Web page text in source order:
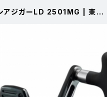
アジガーLD 2501MG | 東海